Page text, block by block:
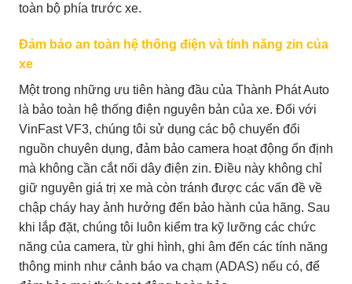
toàn bộ phía trước xe.
Đảm bảo an toàn hệ thống điện và tính năng zin của
xe
Một trong những ưu tiên hàng đầu của Thành Phát Auto
là bảo toàn hệ thống điện nguyên bản của xe. Đối với
VinFast VF3, chúng tôi sử dụng các bộ chuyển đổi
nguồn chuyên dụng, đảm bảo camera hoạt động ổn định
mà không cần cắt nối dây điện zin. Điều này không chỉ
giữ nguyên giá trị xe mà còn tránh được các vấn đề về
chập cháy hay ảnh hưởng đến bảo hành của hãng. Sau
khi lắp đặt, chúng tôi luôn kiểm tra kỹ lưỡng các chức
năng của camera, từ ghi hình, ghi âm đến các tính năng
thông minh như cảnh báo va chạm (ADAS) nếu có, để